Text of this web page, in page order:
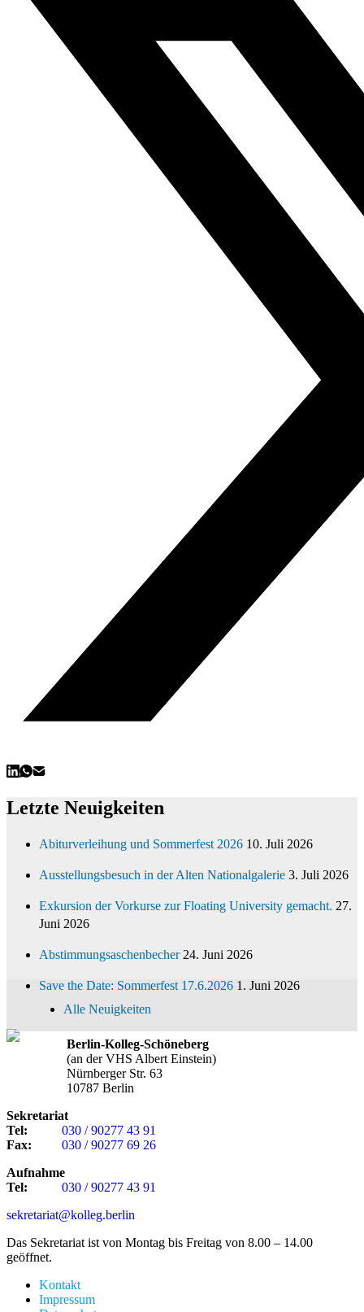
Letzte Neuigkeiten
Abiturverleihung und Sommerfest 2026 10. Juli 2026
Ausstellungsbesuch in der Alten Nationalgalerie 3. Juli 2026
Exkursion der Vorkurse zur Floating University gemacht. 27.
Juni 2026
Abstimmungsaschenbecher 24. Juni 2026
Save the Date: Sommerfest 17.6.2026 1. Juni 2026
Alle Neuigkeiten
Berlin-Kolleg-Schöneberg
(an der VHS Albert Einstein)
Nürnberger Str. 63
10787 Berlin
Sekretariat
Tel:
030 / 90277 43 91
Fax:
030 / 90277 69 26
Aufnahme
Tel:
030 / 90277 43 91
sekretariat@kolleg.berlin
Das Sekretariat ist von Montag bis Freitag von 8.00 – 14.00
geöffnet.
Kontakt
Impressum